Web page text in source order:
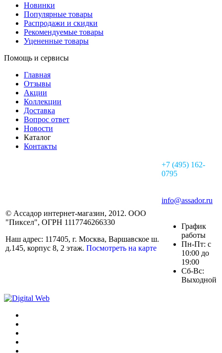
Новинки
Популярные товары
Распродажи и скидки
Рекомендуемые товары
Уцененные товары
Помощь и сервисы
Главная
Отзывы
Акции
Коллекции
Доставка
Вопрос ответ
Новости
Каталог
Контакты
© Ассадор интернет-магазин, 2012. ООО
"Пиксел", ОГРН 1117746266330
Наш адрес: 117405, г. Москва, Варшавское ш.
д.145, корпус 8, 2 этаж. Посмотреть на карте
+7 (495) 162-
0795
info@assador.ru
График
работы
Пн-Пт: с
10:00 до
19:00
Сб-Вс:
Выходной